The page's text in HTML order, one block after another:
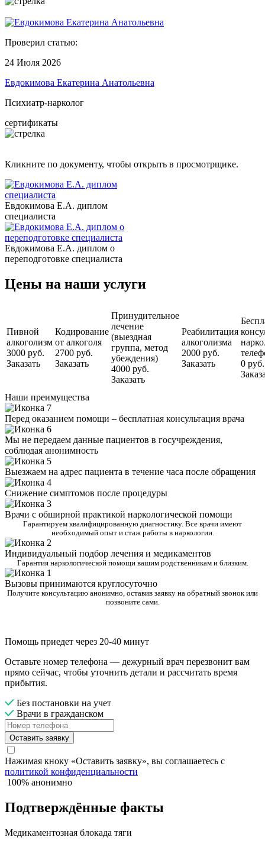
Проверил статью:
24 Июля 2026
Евдокимова Екатерина Анатольевна
Психиатр-нарколог
сертификаты
Кликните по документу, чтобы открыть в просмотрщике.
Евдокимова Е.А. диплом
специалиста
Евдокимова Е.А. диплом о
переподготовке специалиста
Цены на наши услуги
Пивной
алкоголизм
3000 руб.
Заказать
Кодирование
от алкоголя
2700 руб.
Заказать
Принудительное
лечение
(выездная
группа, метод
убеждения)
4000 руб.
Заказать
Реабилитация
алкоголизма
2000 руб.
Заказать
0 руб.
Наши преимущества
Перед оказанием помощи – бесплатная консультация врача
Мы не передаем данные пациентов в госучреждения,
соблюдая анонимность
Выезжаем на адрес пациента в течение часа после обращения
Снижение симптомов после процедуры
Врачи с обширной практикой наркологической помощи
Гарантируем квалифицированную диагностику. Все врачи имеют
необходимый опыт и стаж работы в наркологии.
Индивидуальный подбор лечения и медикаментов
Гарантия наркологической помощи вашим родственникам и близким.
Вызовы принимаются круглосуточно
Получите консультацию анонимно, оставив заявку на обратный звонок или
позвоните сами.
Помощь приедет через 20-40 минут
Оставьте номер телефона — дежурный врач перезвонит вам
прямо сейчас, чтобы уточнить детали и рассчитать время
прибытия.
Без постановки на учет
Врачи в гражданском
Оставить заявку
Нажимая кноку «Оставить заявку», вы соглашаетесь с
политикой конфиденциальности
100% анонимно
Подтверждённые факты
Медикаментозная блокада тяги